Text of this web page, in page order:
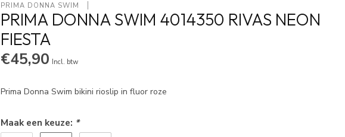
PRIMA DONNA SWIM
PRIMA DONNA SWIM 4014350 RIVAS NEON
FIESTA
€45,90 Incl. btw
Prima Donna Swim bikini rioslip in fluor roze
Maak een keuze: *